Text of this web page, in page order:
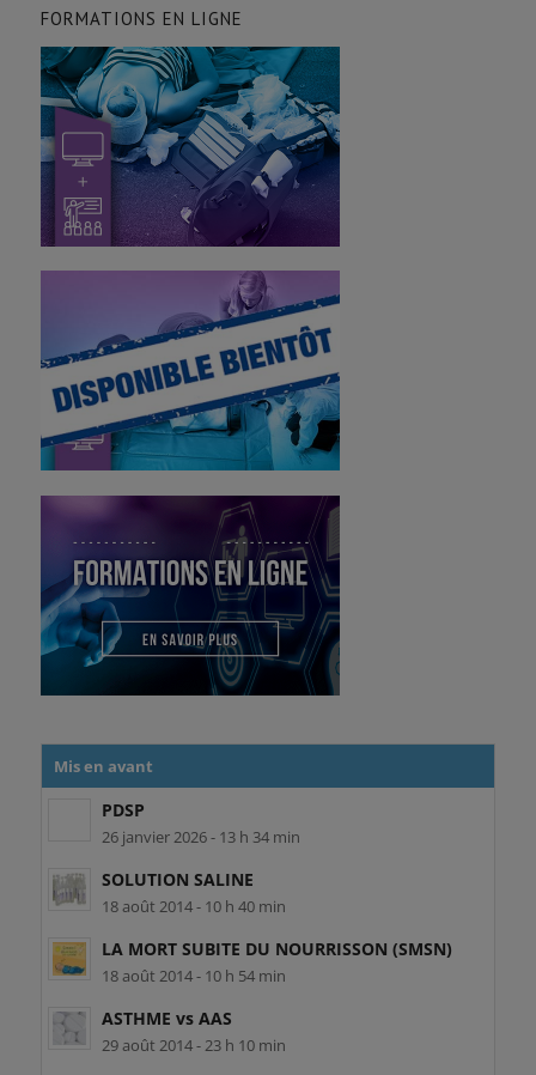
FORMATIONS EN LIGNE
Mis en avant
PDSP
26 janvier 2026 - 13 h 34 min
SOLUTION SALINE
18 août 2014 - 10 h 40 min
LA MORT SUBITE DU NOURRISSON (SMSN)
18 août 2014 - 10 h 54 min
ASTHME vs AAS
29 août 2014 - 23 h 10 min